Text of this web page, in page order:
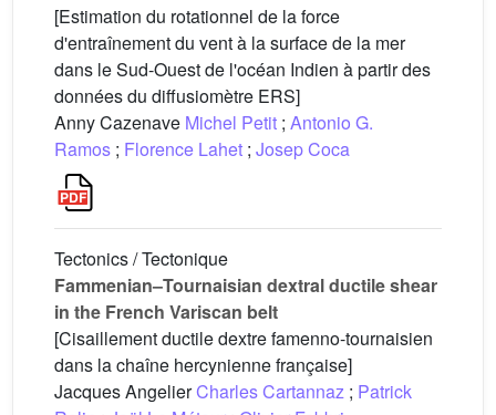
[Estimation du rotationnel de la force
d'entraînement du vent à la surface de la mer
dans le Sud-Ouest de l'océan Indien à partir des
données du diffusiomètre ERS]
Anny Cazenave Michel Petit ; Antonio G.
Ramos ; Florence Lahet ; Josep Coca
Tectonics / Tectonique
Fammenian–Tournaisian dextral ductile shear
in the French Variscan belt
[Cisaillement ductile dextre famenno-tournaisien
dans la chaîne hercynienne française]
Jacques AngelierCharles Cartannaz ; Patrick